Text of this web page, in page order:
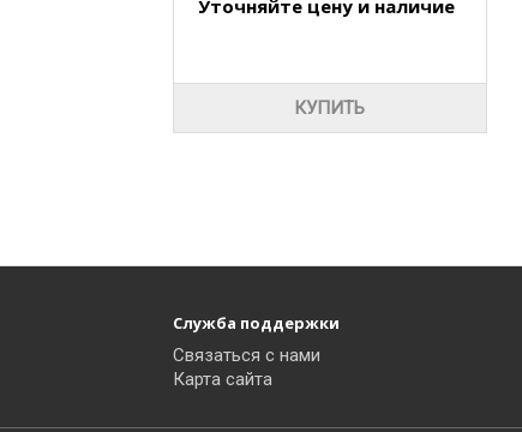
Уточняйте цену и наличие
КУПИТЬ
Служба поддержки
Связаться с нами
Карта сайта